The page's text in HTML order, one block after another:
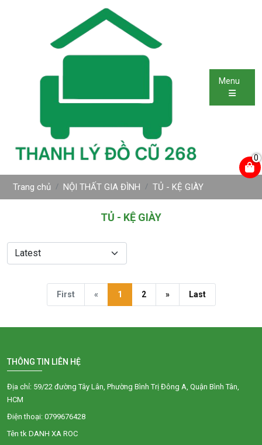
Menu
Trang chủ NỘI THẤT GIA ĐÌNH TỦ - KỆ GIÀY
TỦ - KỆ GIÀY
First « 1 2 » Last
THÔNG TIN LIÊN HỆ
Địa chỉ: 59/22 đường Tây Lân, Phường Bình Trị Đông A, Quận Bình Tân,
HCM
Điện thoại: 0799676428
Tên tk DANH XA ROC
0